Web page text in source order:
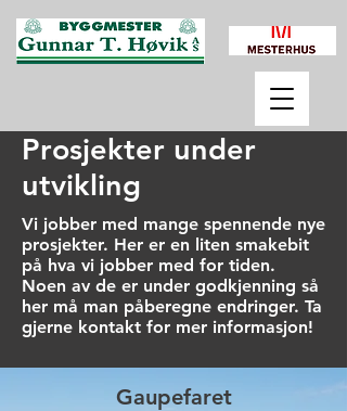
Prosjekter under
utvikling
Vi jobber med mange spennende nye
prosjekter. Her er en liten smakebit
på hva vi jobber med for tiden.
Noen av de er under godkjenning så
her må man påberegne endringer. Ta
gjerne kontakt for mer informasjon!
Gaupefaret